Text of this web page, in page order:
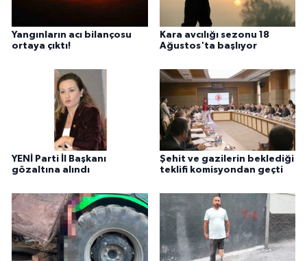
Yangınların acı bilançosu
ortaya çıktı!
Kara avcılığı sezonu 18
Ağustos'ta başlıyor
YENİ Parti İl Başkanı
gözaltına alındı
Şehit ve gazilerin beklediği
teklifi komisyondan geçti